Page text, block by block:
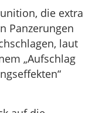
die extra
Panzerungen
laut
„Aufschlag